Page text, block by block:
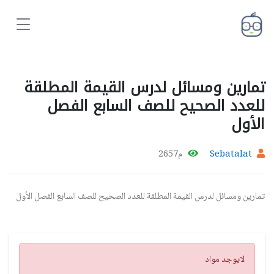
تمارين ومسائل لدرس القيمة المطلقة
للعدد الصحيح للصف السابع الفصل
الأول
Sebatalat م2657
تمارين ومسائل لدرس القيمة المطلقة للعدد الصحيح للصف السابع الفصل الأول
تنبيه
لايوجد مواد